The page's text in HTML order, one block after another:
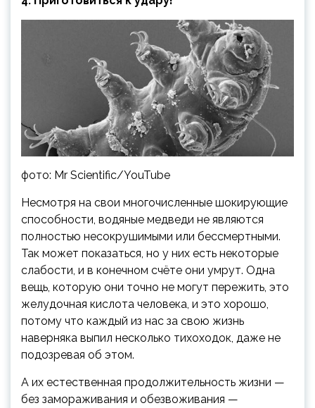
фото: Mr Scientific/YouTube
Несмотря на свои многочисленные шокирующие
способности, водяные медведи не являются
полностью несокрушимыми или бессмертными.
Так может показаться, но у них есть некоторые
слабости, и в конечном счёте они умрут. Одна
вещь, которую они точно не могут пережить, это
желудочная кислота человека, и это хорошо,
потому что каждый из нас за свою жизнь
наверняка выпил несколько тихоходок, даже не
подозревая об этом.
А их естественная продолжительность жизни —
без замораживания и обезвоживания —